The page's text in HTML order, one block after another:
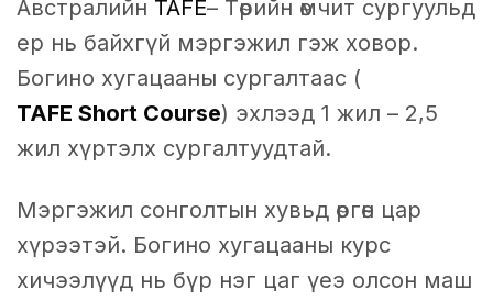
Австралийн TAFE– Төрийн өмчит сургуульд
ер нь байхгүй мэргэжил гэж ховор.
Богино хугацааны сургалтаас (
TAFE Short Course) эхлээд 1 жил – 2,5
жил хүртэлх сургалтуудтай.
Мэргэжил сонголтын хувьд өргөн цар
хүрээтэй. Богино хугацааны курс
хичээлүүд нь бүр нэг цаг үеэ олсон маш